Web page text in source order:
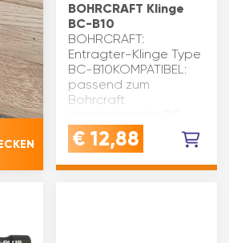
BOHRCRAFT Klinge
BC-B10
BOHRCRAFT:
Entragter-Klinge Type
BC-B10KOMPATIBEL:
passend zum
Bohrcraft
HK.Für innere und
äußere
besten geeignet für
€ 12,88